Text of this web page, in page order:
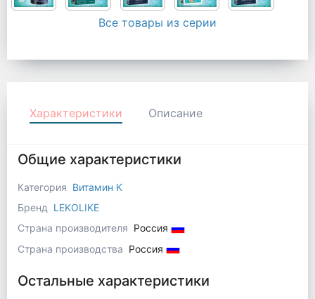
Все товары из серии
Характеристики Описание
Общие характеристики
Категория Витамин K
Бренд
LEKOLIKE
Страна производителя Россия
Страна производства Россия
Остальные характеристики